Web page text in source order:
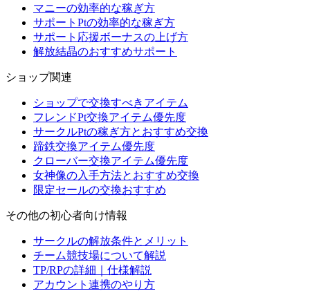
マニーの効率的な稼ぎ方
サポートPtの効率的な稼ぎ方
サポート応援ボーナスの上げ方
解放結晶のおすすめサポート
ショップ関連
ショップで交換すべきアイテム
フレンドPt交換アイテム優先度
サークルPtの稼ぎ方とおすすめ交換
蹄鉄交換アイテム優先度
クローバー交換アイテム優先度
女神像の入手方法とおすすめ交換
限定セールの交換おすすめ
その他の初心者向け情報
サークルの解放条件とメリット
チーム競技場について解説
TP/RPの詳細｜仕様解説
アカウント連携のやり方